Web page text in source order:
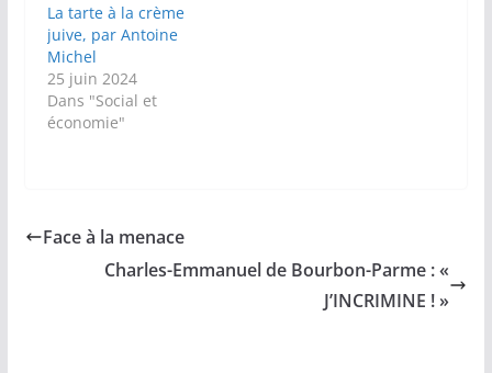
La tarte à la crème
juive, par Antoine
Michel
25 juin 2024
Dans "Social et
économie"
Face à la menace
Charles-Emmanuel de Bourbon-Parme : «
J’INCRIMINE ! »